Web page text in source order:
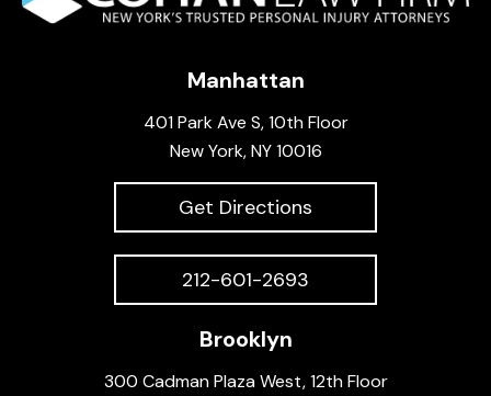
Manhattan
401 Park Ave S, 10th Floor
New York, NY 10016
Get Directions
212-601-2693
Brooklyn
300 Cadman Plaza West, 12th Floor